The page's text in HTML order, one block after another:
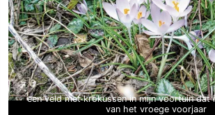
een veld met krokussen in mijn voortuin dat
van het vroege voorjaar